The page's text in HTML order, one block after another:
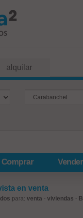
alquilar
Comprar Vender
en venta
para: venta - viviendas -